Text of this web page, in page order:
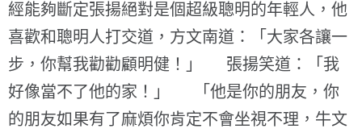
經能夠斷定張揚絕對是個超級聰明的年輕人，他
喜歡和聰明人打交道，方文南道：「大家各讓一
步，你幫我勸勸顧明健！」 張揚笑道：「我
好像當不了他的家！」 「他是你的朋友，你
的朋友如果有了麻煩你肯定不會坐視不理，牛文